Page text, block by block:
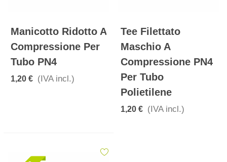
Manicotto Ridotto A
Compressione Per
Tubo PN4
1,20 € (IVA incl.)
Tee Filettato
Maschio A
Compressione PN4
Per Tubo
Polietilene
1,20 € (IVA incl.)